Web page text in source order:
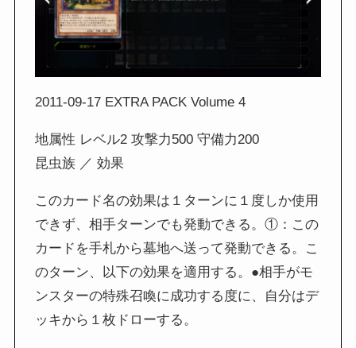
2011-09-17 EXTRA PACK Volume 4
地属性 レベル2 攻撃力500 守備力200
昆虫族 ／ 効果
このカード名の効果は１ターンに１度しか使用
できず、相手ターンでも発動できる。①：この
カードを手札から墓地へ送って発動できる。こ
のターン、以下の効果を適用する。●相手がモ
ンスターの特殊召喚に成功する度に、自分はデ
ッキから１枚ドローする。